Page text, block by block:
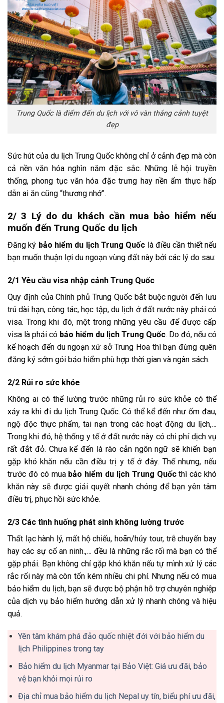
Trung Quốc là điểm đến du lịch với vô vàn thắng cảnh tuyệt
đẹp
Sức hút của du lịch Trung Quốc không chỉ ở cảnh đẹp mà còn
cả nền văn hóa nghìn năm đặc sắc. Những lễ hội truyền
thống, phong tục văn hóa đặc trưng hay nền ẩm thực hấp
dẫn ai ăn cũng “thương nhớ”.
2/ 3 Lý do du khách cần mua bảo hiểm nếu
muốn đến Trung Quốc du lịch
Đăng ký bảo hiểm du lịch Trung Quốc là điều cần thiết nếu
bạn muốn thuận lợi du ngoạn vùng đất này bởi các lý do sau:
2/1 Yêu cầu visa nhập cảnh Trung Quốc
Quy định của Chính phủ Trung Quốc bắt buộc người đến lưu
trú dài hạn, công tác, học tập, du lịch ở đất nước này phải có
visa. Trong khi đó, một trong những yêu cầu để được cấp
visa là phải có bảo hiểm du lịch Trung Quốc. Do đó, nếu có
kế hoạch đến du ngoạn xứ sở Trung Hoa thì bạn đừng quên
đăng ký sớm gói bảo hiểm phù hợp thời gian và ngân sách.
2/2 Rủi ro sức khỏe
Không ai có thể lường trước những rủi ro sức khỏe có thể
xảy ra khi đi du lịch Trung Quốc. Có thể kể đến như ốm đau,
ngộ độc thực phẩm, tai nạn trong các hoạt động du lịch,…
Trong khi đó, hệ thống y tế ở đất nước này có chi phí dịch vụ
rất đắt đỏ. Chưa kể đến là rào cản ngôn ngữ sẽ khiến bạn
gặp khó khăn nếu cần điều trị y tế ở đây. Thế nhưng, nếu
trước đó có mua bảo hiểm du lịch Trung Quốcthì các khó
khăn này sẽ được giải quyết nhanh chóng để bạn yên tâm
điều trị, phục hồi sức khỏe.
2/3 Các tình huống phát sinh không lường trước
Thất lạc hành lý, mất hộ chiếu, hoãn/hủy tour, trễ chuyến bay
hay các sự cố an ninh.,… đều là những rắc rối mà bạn có thể
gặp phải. Bạn không chỉ gặp khó khăn nếu tự mình xử lý các
rắc rối này mà còn tốn kém nhiều chi phí. Nhưng nếu có mua
bảo hiểm du lịch, bạn sẽ được bộ phận hỗ trợ chuyên nghiệp
của dịch vụ bảo hiểm hướng dẫn xử lý nhanh chóng và hiệu
quả.
Yên tâm khám phá đảo quốc nhiệt đới với bảo hiểm du
lịch Philippines trong tay
Bảo hiểm du lịch Myanmar tại Bảo Việt: Giá ưu đãi, bảo
vệ bạn khỏi mọi rủi ro
Địa chỉ mua bảo hiểm du lịch Nepal uy tín, biểu phí ưu đãi,